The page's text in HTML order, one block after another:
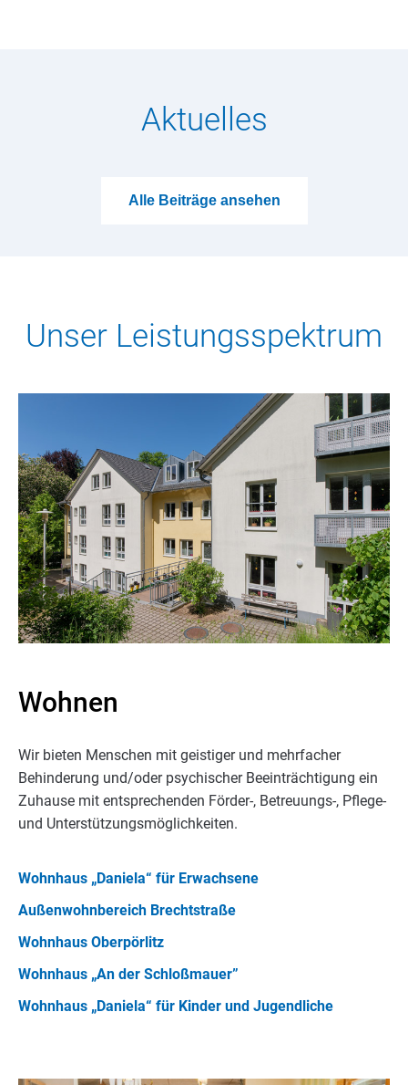
Aktuelles
Alle Beiträge ansehen
Unser Leistungsspektrum
Wohnen
Wir bieten Menschen mit geistiger und mehrfacher
Behinderung und/oder psychischer Beeinträchtigung ein
Zuhause mit entsprechenden Förder-, Betreuungs-, Pflege-
und Unterstützungsmöglichkeiten.
Wohnhaus „Daniela“ für Erwachsene
Außenwohnbereich Brechtstraße
Wohnhaus Oberpörlitz
Wohnhaus „An der Schloßmauer”
Wohnhaus „Daniela“ für Kinder und Jugendliche